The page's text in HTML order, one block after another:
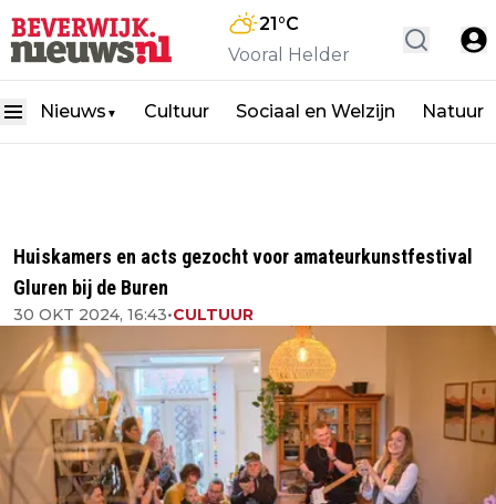
21°C
Vooral Helder
Nieuws ▼ Cultuur Sociaal en Welzijn Natuur
Huiskamers en acts gezocht voor amateurkunstfestival
Gluren bij de Buren
30 OKT 2024, 16:43•CULTUUR